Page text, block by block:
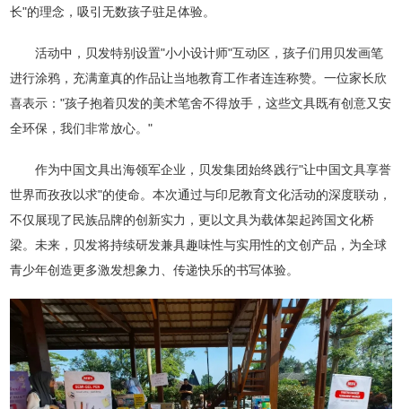
环境责任
清风之窗
0574-56786515
浙江省宁波市北仑区小港纬六路68号1幢1号，4
长"的理念，吸引无数孩子驻足体验。
活动中，贝发特别设置"小小设计师"互动区，孩子们用贝发画笔
进行涂鸦，充满童真的作品让当地教育工作者连连称赞。一位家长欣
喜表示："孩子抱着贝发的美术笔舍不得放手，这些文具既有创意又安
全环保，我们非常放心。"
作为中国文具出海领军企业，贝发集团始终践行"让中国文具享誉
世界而孜孜以求"的使命。本次通过与印尼教育文化活动的深度联动，
不仅展现了民族品牌的创新实力，更以文具为载体架起跨国文化桥
梁。未来，贝发将持续研发兼具趣味性与实用性的文创产品，为全球
青少年创造更多激发想象力、传递快乐的书写体验。